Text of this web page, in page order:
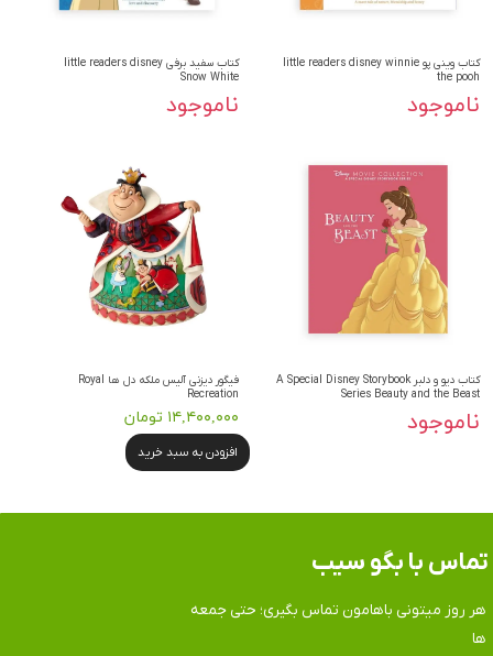
کتاب وینی پو little readers disney winnie
the pooh
ناموجود
کتاب سفید برفی little readers disney
Snow White
ناموجود
کتاب دیو و دلبر A Special Disney Storybook
Series Beauty and the Beast
ناموجود
فیگور دیزنی آلیس ملکه دل ها Royal
Recreation
۱۴,۴۰۰,۰۰۰ تومان
افزودن به سبد خرید
هر روز میتونی باهامون تماس بگیری؛ حتی جمعه
ها
تماس​​​​​​​ با بگو سیب